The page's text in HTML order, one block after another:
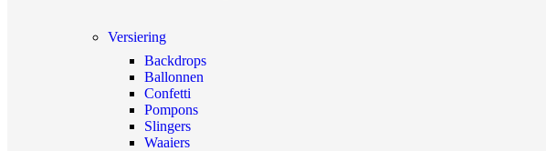
Versiering
Backdrops
Ballonnen
Confetti
Pompons
Slingers
Waaiers